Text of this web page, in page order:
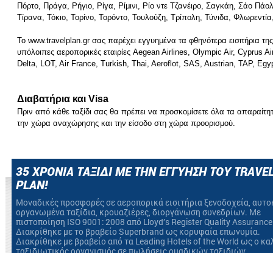
Πόρτο, Πράγα, Ρήγιο, Ρίγα, Ρίμινι, Ρίο ντε Τζανέιρο, Σαγκάη, Σάο
Τίρανα, Τόκιο, Τορίνο, Τορόντο, Τουλούζη, Τρίπολη, Τύνιδα,
Το www.travelplan.gr σας παρέχει εγγυημένα τα φθηνότερα εισιτήρια
υπόλοιπες αεροπορικές εταιρίες Aegean Airlines, Olympic Air,
Delta, LOT, Air France, Turkish, Thai, Aeroflot, SAS, Austrian, TAP,
Διαβατήρια και Visa
Πριν από κάθε ταξίδι σας θα πρέπει να προσκομίσετε όλα τα
την χώρα αναχώρησης και την είσοδο στη χώρα προορισμού.
35 ΧΡΟΝΙΑ ΤΑΞΙΔΙ ΜΕ ΤΗΝ ΕΓΓΥΗΣΗ ΤΟΥ
PLAN!
Mοναδικές προσφορές σε αεροπορικά εισιτήρια ξενοδοχεία,
οργανωμένα ταξίδια, κρουαζιέρες, διοργάνωση συνεδρίων. Με
πιστοποίηση ΙSO 9001: 2008 από Lloyd’s Register Quality
Διακρίθηκε με το βραβείο Superbrand ως κορυφαία επωνυμία.
Διακρίθηκε με βραβείο από τα Leading Hotels of the World ως ο